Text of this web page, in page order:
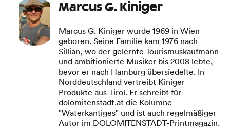
Marcus G. Kiniger
Marcus G. Kiniger wurde 1969 in Wien
geboren. Seine Familie kam 1976 nach
Sillian, wo der gelernte Tourismuskaufmann
und ambitionierte Musiker bis 2008 lebte,
bevor er nach Hamburg übersiedelte. In
Norddeutschland vertreibt Kiniger
Produkte aus Tirol. Er schreibt für
dolomitenstadt.at die Kolumne
"Waterkantiges" und ist auch regelmäßiger
Autor im DOLOMITENSTADT-Printmagazin.